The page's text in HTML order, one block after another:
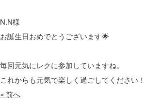
N.N様
お誕生日おめでとうございます🌟
毎回元気にレクに参加していますね。
これからも元気で楽しく過ごしてください！
« 前へ